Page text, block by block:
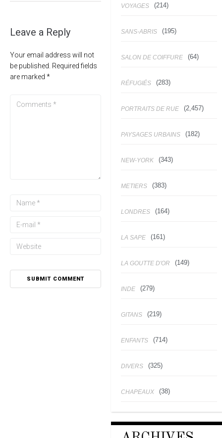
Leave a Reply
Your email address will not
be published. Required fields
are marked *
VOYAGES (214)
SANS-ABRIS (195)
SALON DE COIFFURE (64)
RÉFUGIÉS (283)
PORTRAITS DE RUE (2,457)
PAYSAGES URBAINS (182)
NEW-YORK (343)
METIERS (383)
LONDRES (164)
LA SAPE (161)
LA GOUTTE D'OR (149)
INDE (279)
GITANS (219)
ENFANTS (714)
DIVERS (325)
CHAPEAUX (38)